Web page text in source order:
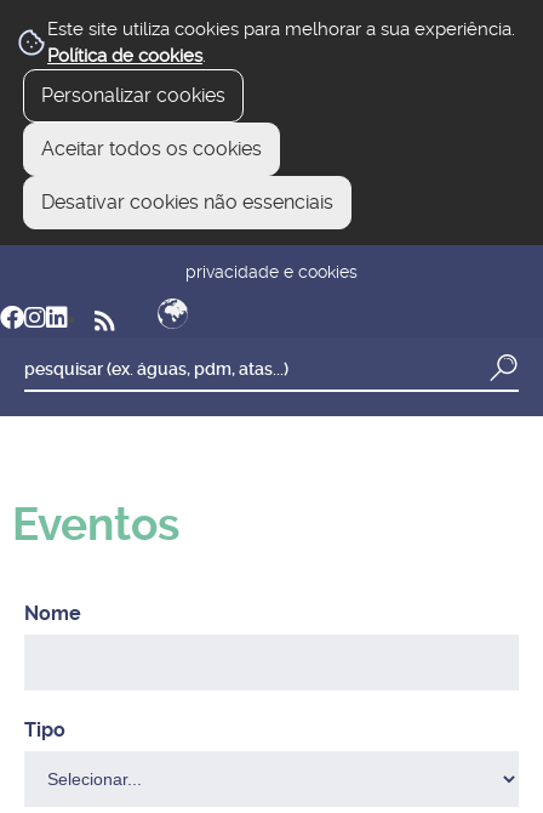
Este site utiliza cookies para melhorar a sua experiência.
Política de cookies.
Personalizar cookies
Aceitar todos os cookies
Desativar cookies não essenciais
privacidade e cookies
Eventos